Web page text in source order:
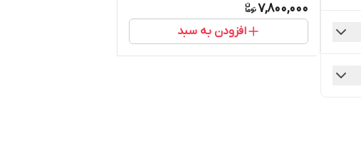
7,800,000
افزودن به سبد